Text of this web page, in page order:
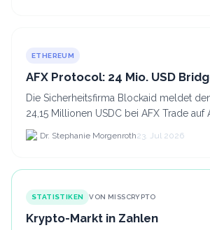
ETHEREUM
AFX Protocol: 24 Mio. USD
Die Sicherheitsfirma Blockaid meldet
24,15 Millionen USDC bei AFX Trade auf
Dr. Stephanie Morgenroth23. Jul 2026
STATISTIKEN VON MISSCRYPTO
Krypto-Markt in Zahlen